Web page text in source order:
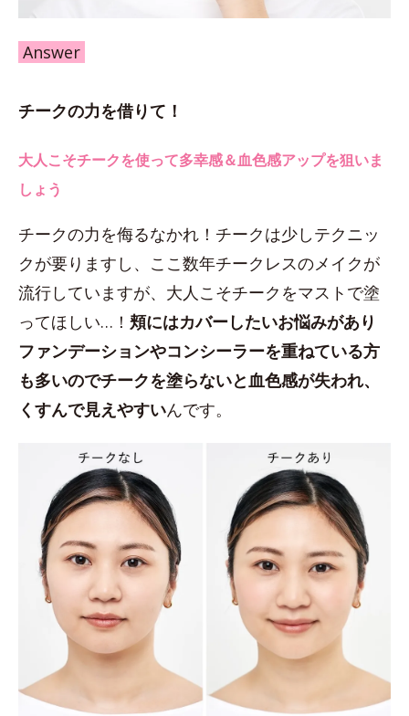
Answer
チークの力を借りて！
大人こそチークを使って多幸感＆血色感アップを狙いま
しょう
チークの力を侮るなかれ！チークは少しテクニッ
クが要りますし、ここ数年チークレスのメイクが
流行していますが、大人こそチークをマストで塗
ってほしい…！ 頬にはカバーしたいお悩みがあり
ファンデーションやコンシーラーを重ねている方
も多いのでチークを塗らないと血色感が失われ、
くすんで見えやすいんです。